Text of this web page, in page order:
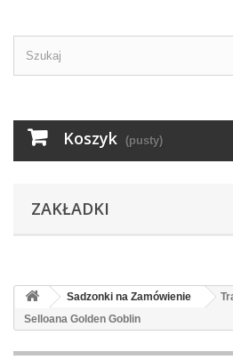
Koszyk (pusty)
ZAKŁADKI
Sadzonki na Zamówienie
Selloana Golden Goblin